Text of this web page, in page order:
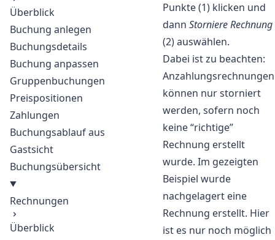
Überblick
Buchung anlegen
Buchungsdetails
Buchung anpassen
Gruppenbuchungen
Preispositionen
Zahlungen
Buchungsablauf aus
Gastsicht
Buchungsübersicht
Rechnungen
Überblick
Punkte (1) klicken und
dannStorniere Rechnung
(2) auswählen.
Dabei ist zu beachten:
Anzahlungsrechnungen
können nur storniert
werden, sofern noch
keine “richtige”
Rechnung erstellt
wurde. Im gezeigten
Beispiel wurde
nachgelagert eine
Rechnung erstellt. Hier
ist es nur noch möglich